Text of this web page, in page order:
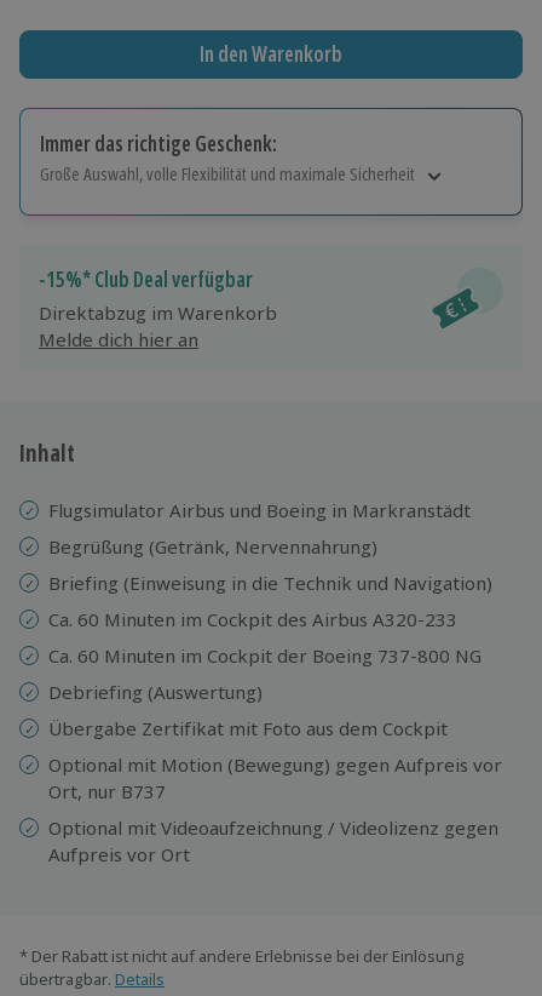
In den Warenkorb
Immer das richtige Geschenk:
Große Auswahl, volle Flexibilität und maximale Sicherheit
Jeder Gutschein für alle Erlebnisse einlösbar.
Maximale Sicherheit
10 Jahre gültig & verlängerbar.
-15%* Club Deal verfügbar
Direktabzug im Warenkorb
Melde dich hier an
Inhalt
Flugsimulator Airbus und Boeing in Markranstädt
Begrüßung (Getränk, Nervennahrung)
Briefing (Einweisung in die Technik und Navigation)
Ca. 60 Minuten im Cockpit des Airbus A320-233
Ca. 60 Minuten im Cockpit der Boeing 737-800 NG
Debriefing (Auswertung)
Übergabe Zertifikat mit Foto aus dem Cockpit
Optional mit Motion (Bewegung) gegen Aufpreis vor
Ort, nur B737
Optional mit Videoaufzeichnung / Videolizenz gegen
Aufpreis vor Ort
* Der Rabatt ist nicht auf andere Erlebnisse bei der Einlösung
übertragbar. Details